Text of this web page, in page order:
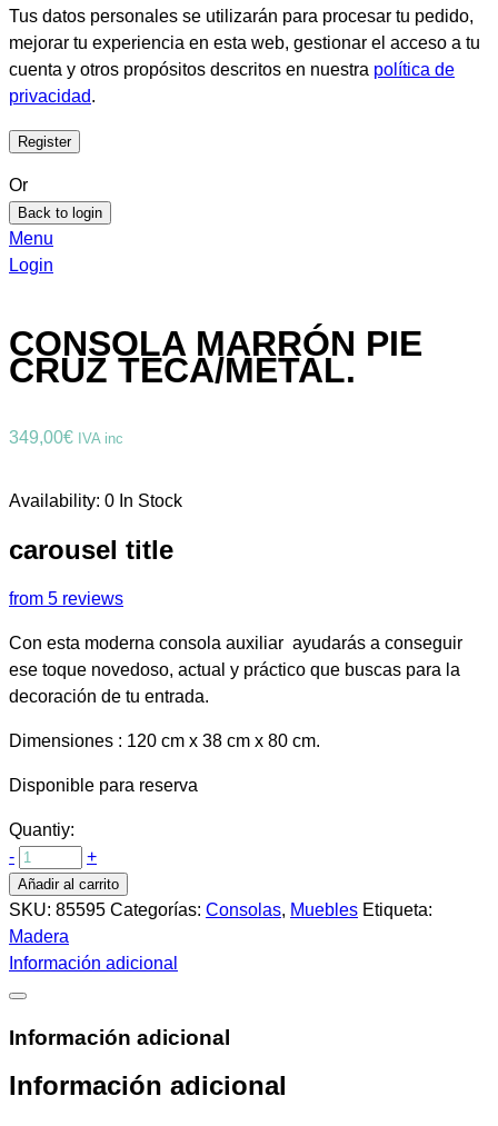
Tus datos personales se utilizarán para procesar tu pedido,
mejorar tu experiencia en esta web, gestionar el acceso a tu
cuenta y otros propósitos descritos en nuestra política de
privacidad.
Or
Back to login
Menu
Login
CONSOLA MARRÓN PIE
CRUZ TECA/METAL.
349,00€ IVA inc
Availability: 0 In Stock
carousel title
from 5 reviews
Con esta moderna consola auxiliar ayudarás a conseguir
ese toque novedoso, actual y práctico que buscas para la
decoración de tu entrada.
Dimensiones : 120 cm x 38 cm x 80 cm.
Disponible para reserva
Quantiy:
-
+
Añadir al carrito
SKU: 85595 Categorías: Consolas, Muebles Etiqueta:
Madera
Información adicional
Información adicional
Información adicional